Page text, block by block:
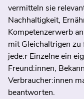
vermitteln sie
Nachhaltigkeit,
Kompetenzerwerb
mit Gleichaltrigen
jede:r Einzelne ein
Freund:innen,
Verbraucher:innen
beantworten.